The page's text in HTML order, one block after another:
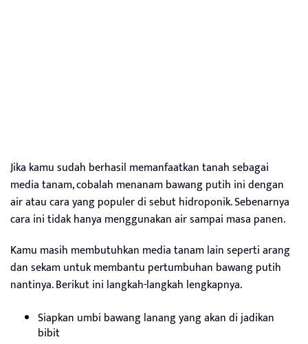
Jika kamu sudah berhasil memanfaatkan tanah sebagai
media tanam, cobalah menanam bawang putih ini dengan
air atau cara yang populer di sebut hidroponik. Sebenarnya
cara ini tidak hanya menggunakan air sampai masa panen.
Kamu masih membutuhkan media tanam lain seperti arang
dan sekam untuk membantu pertumbuhan bawang putih
nantinya. Berikut ini langkah-langkah lengkapnya.
Siapkan umbi bawang lanang yang akan di jadikan
bibit